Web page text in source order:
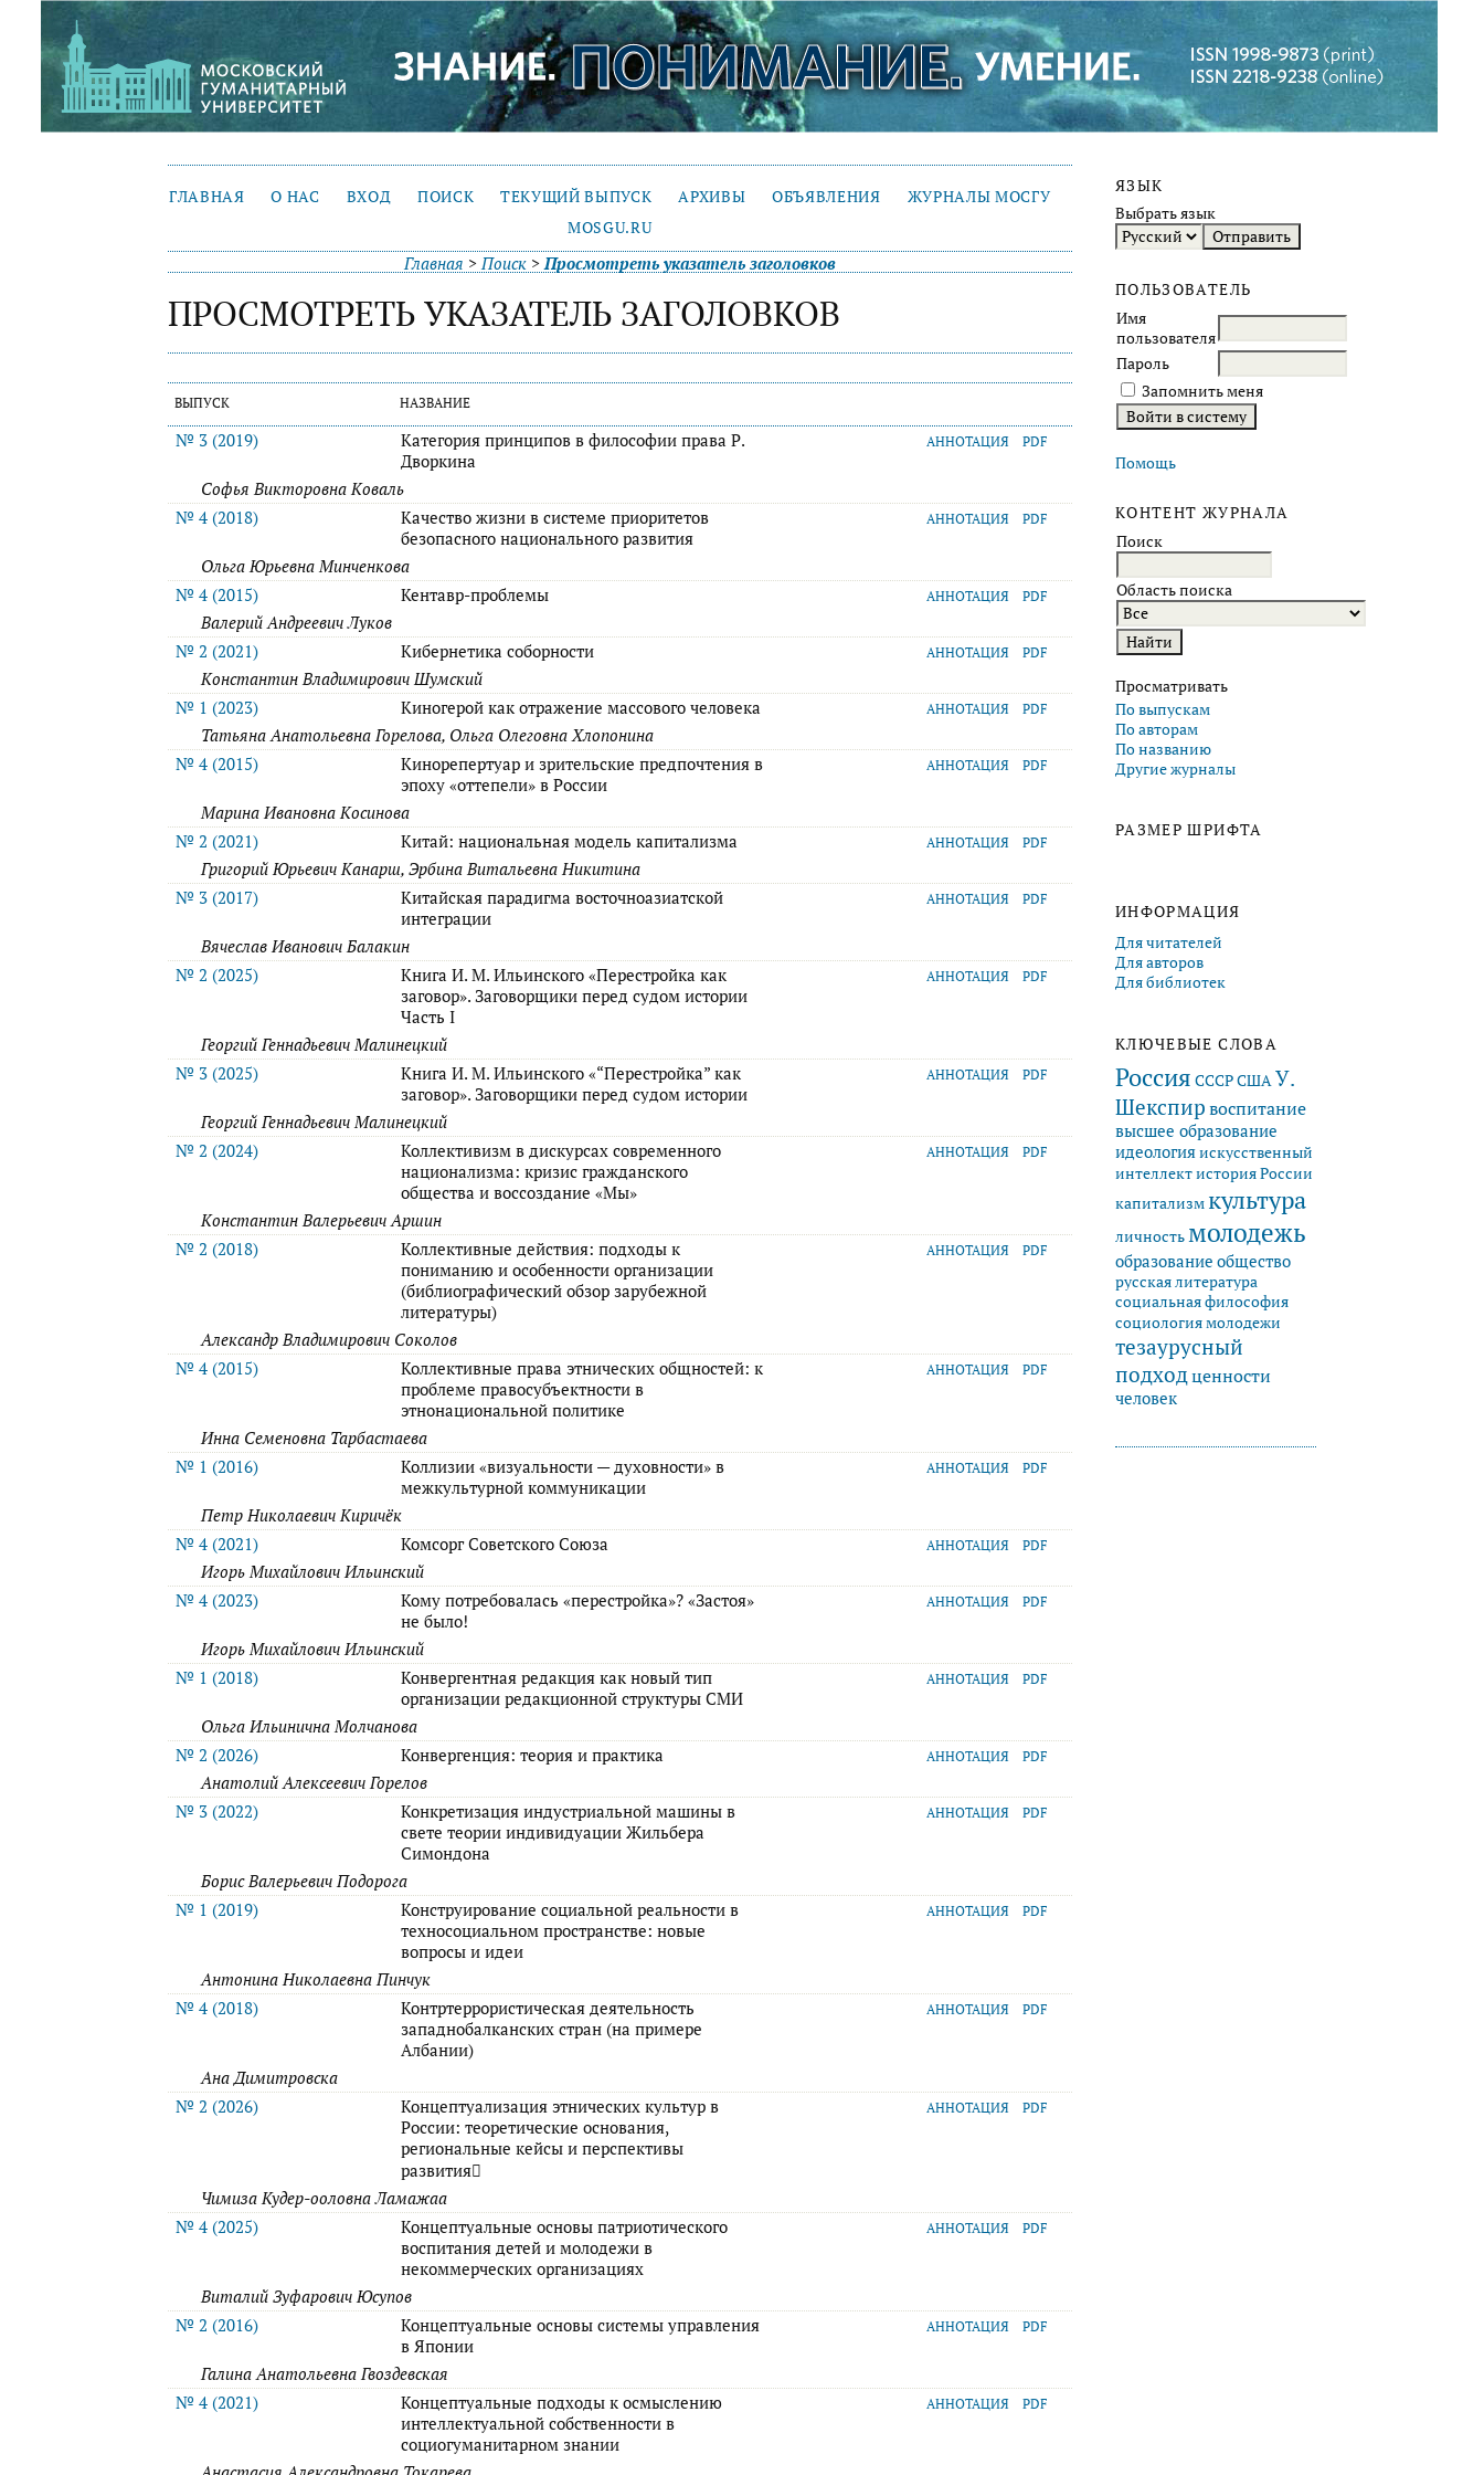
ЯЗЫК
Выбрать язык
ПОЛЬЗОВАТЕЛЬ
Имя
пользователя
Пароль
Запомнить меня
Помощь
КОНТЕНТ ЖУРНАЛА
Поиск
Область поиска
Просматривать
По выпускам
По авторам
По названию
Другие журналы
РАЗМЕР ШРИФТА
ИНФОРМАЦИЯ
Для читателей
Для авторов
Для библиотек
КЛЮЧЕВЫЕ СЛОВА
Россия СССРСШАУ.
Шекспир воспитание
высшее образование
идеологияискусственный
интеллектистория России
капитализм культура
личностьмолодежь
образование общество
русская литература
социальная философия
социология молодежи
тезаурусный
подходценности
человек
ГЛАВНАЯ О НАС ВХОД ПОИСК ТЕКУЩИЙ ВЫПУСК АРХИВЫ ОБЪЯВЛЕНИЯ
ЖУРНАЛЫ МОСГУ
MOSGU.RU
Главная >Поиск >Просмотреть указатель заголовков
ПРОСМОТРЕТЬ УКАЗАТЕЛЬ ЗАГОЛОВКОВ
ВЫПУСК НАЗВАНИЕ
№ 3 (2019)
Категория принципов в философии права Р.
Дворкина
АННОТАЦИЯ PDF
Софья Викторовна Коваль
№ 4 (2018)
Качество жизни в системе приоритетов
безопасного национального развития
АННОТАЦИЯ PDF
Ольга Юрьевна Минченкова
№ 4 (2015)
Кентавр-проблемы АННОТАЦИЯ PDF
Валерий Андреевич Луков
№ 2 (2021)
Кибернетика соборности АННОТАЦИЯ PDF
Константин Владимирович Шумский
№ 1 (2023)
Киногерой как отражение массового человека АННОТАЦИЯ PDF
Татьяна Анатольевна Горелова, Ольга Олеговна Хлопонина
№ 4 (2015)
Кинорепертуар и зрительские предпочтения в
эпоху «оттепели» в России
АННОТАЦИЯ PDF
Марина Ивановна Косинова
№ 2 (2021)
Китай: национальная модель капитализма АННОТАЦИЯ PDF
Григорий Юрьевич Канарш, Эрбина Витальевна Никитина
№ 3 (2017)
Китайская парадигма восточноазиатской
интеграции
АННОТАЦИЯ PDF
Вячеслав Иванович Балакин
№ 2 (2025)
Книга И. М. Ильинского «Перестройка как
заговор». Заговорщики перед судом истории
Часть I
АННОТАЦИЯ PDF
Георгий Геннадьевич Малинецкий
№ 3 (2025)
Книга И. М. Ильинского «“Перестройка” как
заговор». Заговорщики перед судом истории
АННОТАЦИЯ PDF
Георгий Геннадьевич Малинецкий
№ 2 (2024)
Коллективизм в дискурсах современного
национализма: кризис гражданского
общества и воссоздание «Мы»
АННОТАЦИЯ PDF
Константин Валерьевич Аршин
№ 2 (2018)
Коллективные действия: подходы к
пониманию и особенности организации
(библиографический обзор зарубежной
литературы)
АННОТАЦИЯ PDF
Александр Владимирович Соколов
№ 4 (2015)
Коллективные права этнических общностей: к
проблеме правосубъектности в
этнонациональной политике
АННОТАЦИЯ PDF
Инна Семеновна Тарбастаева
№ 1 (2016)
Коллизии «визуальности — духовности» в
межкультурной коммуникации
АННОТАЦИЯ PDF
Петр Николаевич Киричёк
№ 4 (2021)
Комсорг Советского Союза АННОТАЦИЯ PDF
Игорь Михайлович Ильинский
№ 4 (2023)
Кому потребовалась «перестройка»? «Застоя»
не было!
АННОТАЦИЯ PDF
Игорь Михайлович Ильинский
№ 1 (2018)
Конвергентная редакция как новый тип
организации редакционной структуры СМИ
АННОТАЦИЯ PDF
Ольга Ильинична Молчанова
№ 2 (2026)
Конвергенция: теория и практика АННОТАЦИЯ PDF
Анатолий Алексеевич Горелов
№ 3 (2022)
Конкретизация индустриальной машины в
свете теории индивидуации Жильбера
Симондона
АННОТАЦИЯ PDF
Борис Валерьевич Подорога
№ 1 (2019)
Конструирование социальной реальности в
техносоциальном пространстве: новые
вопросы и идеи
АННОТАЦИЯ PDF
Антонина Николаевна Пинчук
№ 4 (2018)
Контртеррористическая деятельность
западнобалканских стран (на примере
Албании)
АННОТАЦИЯ PDF
Ана Димитровска
№ 2 (2026)
Концептуализация этнических культур в
России: теоретические основания,
региональные кейсы и перспективы
развития
АННОТАЦИЯ PDF
Чимиза Кудер-ооловна Ламажаа
№ 4 (2025)
Концептуальные основы патриотического
воспитания детей и молодежи в
некоммерческих организациях
АННОТАЦИЯ PDF
Виталий Зуфарович Юсупов
№ 2 (2016)
Концептуальные основы системы управления
в Японии
АННОТАЦИЯ PDF
Галина Анатольевна Гвоздевская
№ 4 (2021)
Концептуальные подходы к осмыслению
интеллектуальной собственности в
социогуманитарном знании
АННОТАЦИЯ PDF